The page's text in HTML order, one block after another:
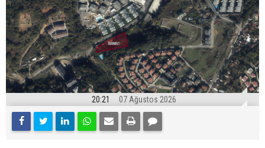
20:21 07 Ağustos 2026